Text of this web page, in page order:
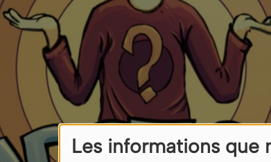
Les informations que